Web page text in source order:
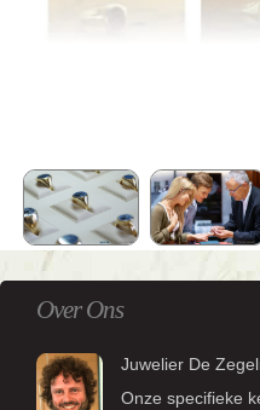
Over Ons
Juwelier De
Onze specifieke